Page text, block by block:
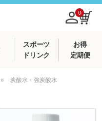
0
スポーツ
ドリンク
お得
定期便
»
炭酸水・強炭酸水